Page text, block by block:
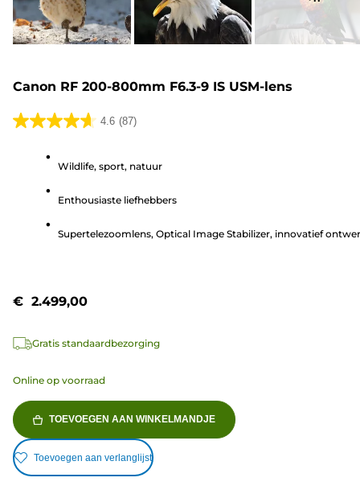
Canon RF 200-800mm F6.3-9 IS USM-lens
4.6 (87)
4.6
sterren.
Wildlife, sport, natuur
Enthousiaste liefhebbers
Supertelezoomlens, Optical Image Stabilizer, innovatief
€ 2.499,00
Gratis standaardbezorging
Online op voorraad
TOEVOEGEN AAN WINKELMANDJE
Toevoegen aan verlanglijst